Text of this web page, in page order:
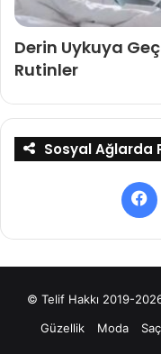
Derin Uykuya
Rutinler
Sosyal Ağlarda
© Telif Hakkı 2019-
Güzellik
Moda